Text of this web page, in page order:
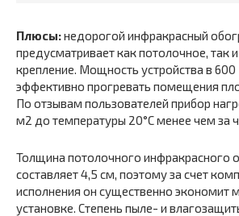
Плюсы:недорогой инфракрасный
предусматривает как потолочное, так
крепление. Мощность устройства в 600
эффективно прогревать помещения
По отзывам пользователей прибор
м2 до температуры 20°С менее чем за
Толщина потолочного инфракрасного
составляет 4,5 см, поэтому за счет
исполнения он существенно экономит
установке. Степень пыле- и